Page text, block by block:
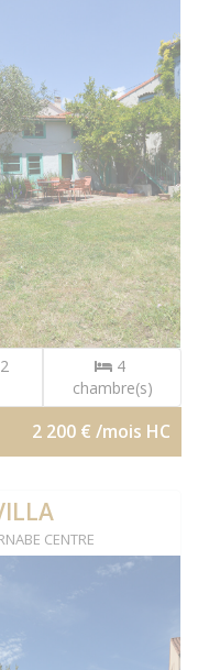
4
chambre(s)
2 200 € /mois HC
CENTRE